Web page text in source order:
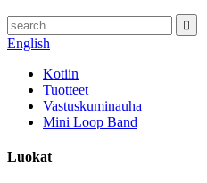
English
Kotiin
Tuotteet
Vastuskuminauha
Mini Loop Band
Luokat